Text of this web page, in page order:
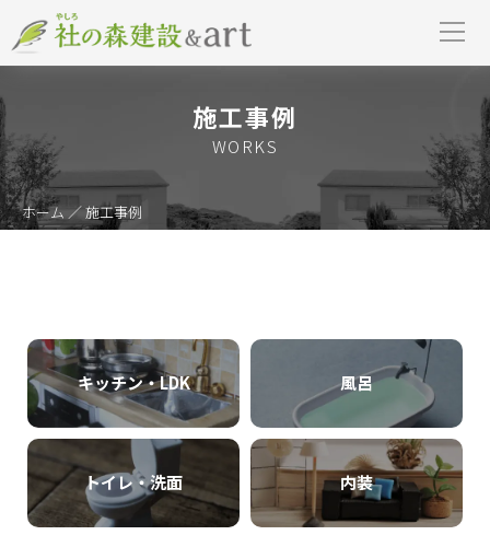
施工事例
WORKS
ホーム／ 施工事例
キッチン・LDK 風呂
トイレ・洗面 内装